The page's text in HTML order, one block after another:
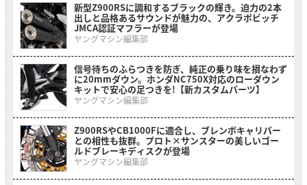
新型Z900RSに調和するブラックの輝き。迫力の2本
出しと品格あるサウンドが魅力の、アクラポビッチ
JMCA認証マフラーが登場
ヤングマシン編集部
信号待ちのふらつきを防ぎ、純正の乗り味を損なわず
に20mmダウン。ホンダNC750X対応のローダウン
キットで安心の足つきを!【新カスタムパーツ】
ヤングマシン編集部
Z900RSやCB1000Fに適合し、ブレンボキャリパー
との相性も抜群。プロト×サンスターの美しいゴー
ルドブレーキディスクが登場
ヤングマシン編集部